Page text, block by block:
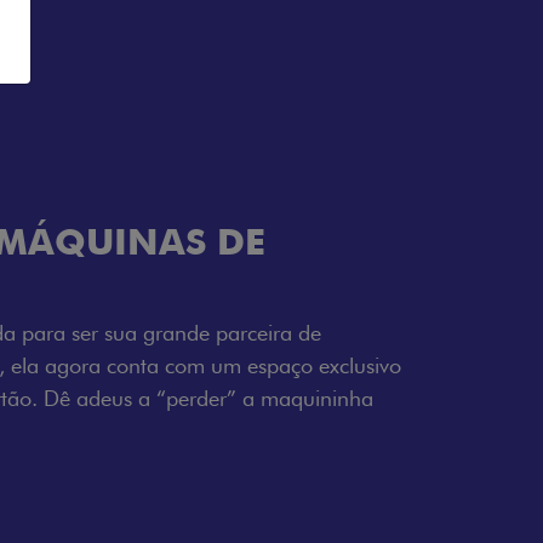
Fiorino pode abrir o veículo também à
pela fechadura. São detalhes como
fluidez para o seu dia de trabalho.